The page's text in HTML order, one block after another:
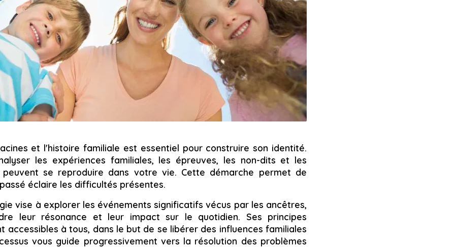
et l'histoire familiale est essentiel pour construire son identité.
les expériences familiales, les épreuves, les non-dits et les
peuvent se reproduire dans votre vie. Cette démarche permet de
éclaire les difficultés présentes.
vise à explorer les événements significatifs vécus par les ancêtres,
leur résonance et leur impact sur le quotidien. Ses principes
accessibles à tous, dans le but de se libérer des influences familiales
vous guide progressivement vers la résolution des problèmes